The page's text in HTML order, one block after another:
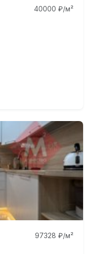
40000 ₽/м²
97328 ₽/м²